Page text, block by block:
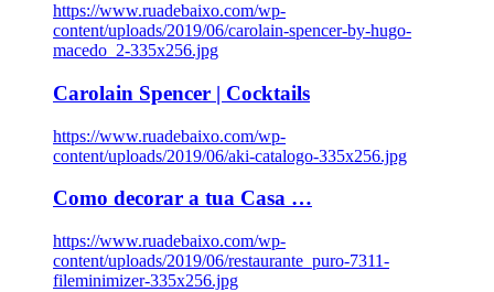
https://www.ruadebaixo.com/wp-
content/uploads/2019/06/carolain-spencer-by-hugo-
macedo_2-335x256.jpg
Carolain Spencer | Cocktails
https://www.ruadebaixo.com/wp-
content/uploads/2019/06/aki-catalogo-335x256.jpg
Como decorar a tua Casa …
https://www.ruadebaixo.com/wp-
content/uploads/2019/06/restaurante_puro-7311-
fileminimizer-335x256.jpg